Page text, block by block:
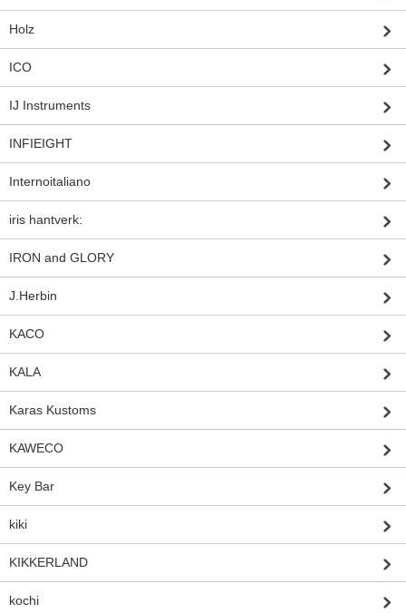
Holz
ICO
IJ Instruments
INFIEIGHT
Internoitaliano
iris hantverk:
IRON and GLORY
J.Herbin
KACO
KALA
Karas Kustoms
KAWECO
Key Bar
kiki
KIKKERLAND
kochi